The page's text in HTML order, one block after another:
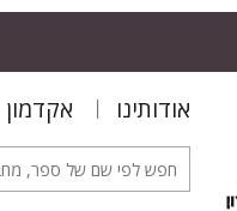
אודותינו אקדמון